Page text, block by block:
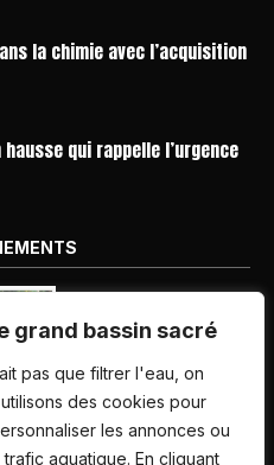
grand bassin sacré
pas que filtrer l'eau, on
des cookies pour
les annonces ou
aquatique. En cliquant
la chimie avec l’acquisition
hausse qui rappelle l’urgence
parutions